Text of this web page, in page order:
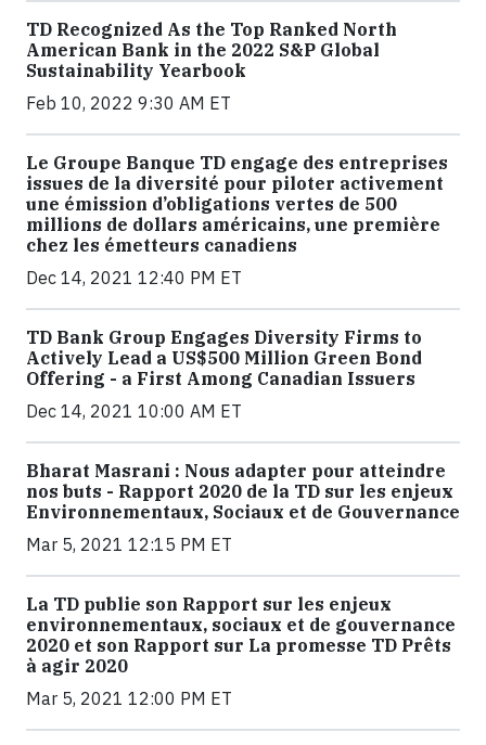
TD Recognized As the Top Ranked North
American Bank in the 2022 S&P Global
Sustainability Yearbook
Feb 10, 2022 9:30 AM ET
Le Groupe Banque TD engage des entreprises
issues de la diversité pour piloter activement
une émission d’obligations vertes de 500
millions de dollars américains, une première
chez les émetteurs canadiens
Dec 14, 2021 12:40 PM ET
TD Bank Group Engages Diversity Firms to
Actively Lead a US$500 Million Green Bond
Offering - a First Among Canadian Issuers
Dec 14, 2021 10:00 AM ET
Bharat Masrani : Nous adapter pour atteindre
nos buts - Rapport 2020 de la TD sur les enjeux
Environnementaux, Sociaux et de Gouvernance
Mar 5, 2021 12:15 PM ET
La TD publie son Rapport sur les enjeux
environnementaux, sociaux et de gouvernance
2020 et son Rapport sur La promesse TD Prêts
à agir 2020
Mar 5, 2021 12:00 PM ET